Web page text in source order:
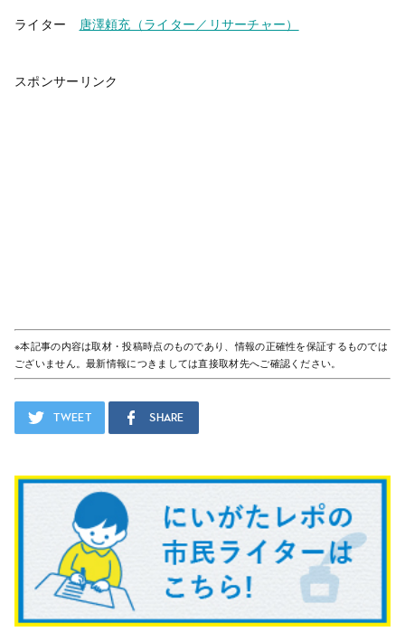
ライター 唐澤頼充（ライター／リサーチャー）
スポンサーリンク
※本記事の内容は取材・投稿時点のものであり、情報の正確性を保証するものでは
ございません。最新情報につきましては直接取材先へご確認ください。
Tweet Share